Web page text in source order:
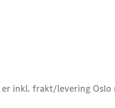
inkl. frakt/levering